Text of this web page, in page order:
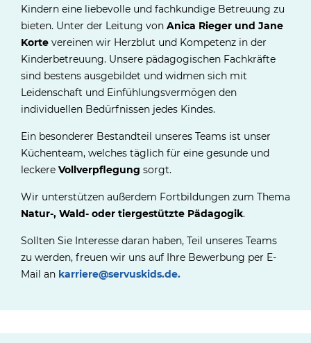
Kindern eine liebevolle und fachkundige Betreuung zu
bieten. Unter der Leitung von Anica Rieger und Jane
Korte vereinen wir Herzblut und Kompetenz in der
Kinderbetreuung. Unsere pädagogischen Fachkräfte
sind bestens ausgebildet und widmen sich mit
Leidenschaft und Einfühlungsvermögen den
individuellen Bedürfnissen jedes Kindes.
Ein besonderer Bestandteil unseres Teams ist unser
Küchenteam, welches täglich für eine gesunde und
leckere Vollverpflegung sorgt.
Wir unterstützen außerdem Fortbildungen zum Thema
Natur-, Wald- oder tiergestützte Pädagogik.
Sollten Sie Interesse daran haben, Teil unseres Teams
zu werden, freuen wir uns auf Ihre Bewerbung per E-
Mail an karriere@servuskids.de.